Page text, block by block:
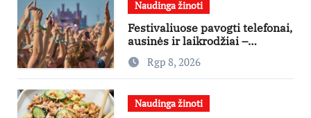
Naudinga žinoti
Festivaliuose pavogti telefonai,
ausinės ir laikrodžiai –
ekspertai primena apie
didžiausias finansines rizikas
Rgp 8, 2026
Naudinga žinoti